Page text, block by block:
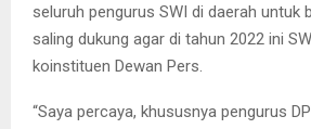
seluruh pengurus SWI di daerah untuk
saling dukung agar di tahun 2022 ini
koinstituen Dewan Pers.
“Saya percaya, khususnya pengurus